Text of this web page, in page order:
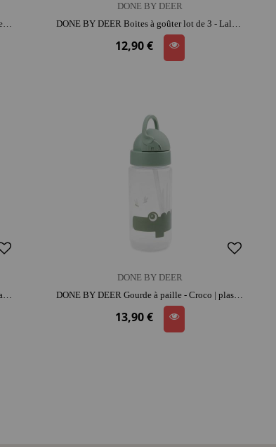
DONE BY DEER Boites à goûter lot de 3 - Deer friends | lavable au lave-vaisselle
DONE BY DEER
DONE BY DEER Boites à goûter lot de 3 - Lalee | emporte goûter et doudou | parfait pour les sorties | entretien facile
12,90 €
DONE BY DEER Gourde à paille - Raffi la girafe | plastique et silicone | entretien facile | prise en main facile
DONE BY DEER
DONE BY DEER Gourde à paille - Croco | plastique et silicone | entretien facile | prise en main facile
13,90 €